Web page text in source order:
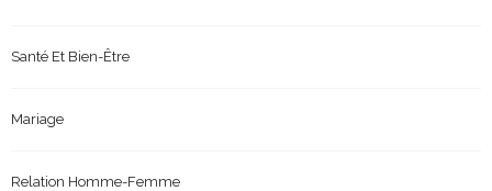
Santé Et Bien-Être
Mariage
Relation Homme-Femme